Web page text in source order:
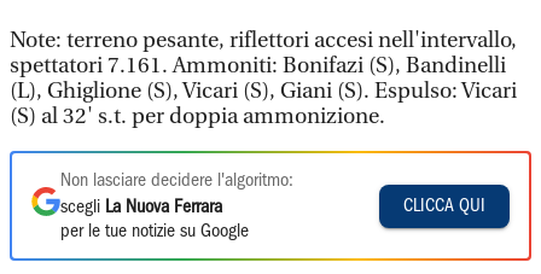
Note: terreno pesante, riflettori accesi nell'intervallo,
spettatori 7.161. Ammoniti: Bonifazi (S), Bandinelli
(L), Ghiglione (S), Vicari (S), Giani (S). Espulso: Vicari
(S) al 32' s.t. per doppia ammonizione.
Non lasciare decidere l'algoritmo:
scegli La Nuova Ferrara
per le tue notizie su Google
CLICCA QUI